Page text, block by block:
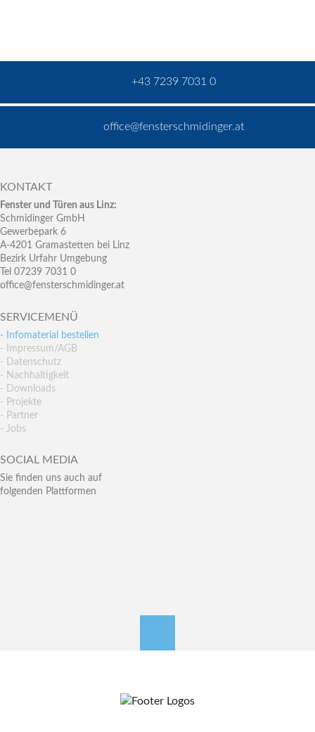
+43 7239 7031 0
office@fensterschmidinger.at
KONTAKT
Fenster und Türen aus Linz:
Schmidinger GmbH
Gewerbepark 6
A-4201 Gramastetten bei Linz
Bezirk Urfahr Umgebung
Tel 07239 7031 0
office@fensterschmidinger.at
SERVICEMENÜ
- Infomaterial bestellen
- Impressum/AGB
- Datenschutz
- Nachhaltigkeit
- Downloads
- Projekte
- Partner
- Jobs
SOCIAL MEDIA
Sie finden uns auch auf
folgenden Plattformen